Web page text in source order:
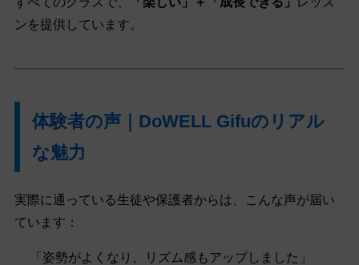
ンを提供しています。
体験者の声｜DoWELL Gifuのリアル
な魅力
実際に通っている生徒や保護者からは、こんな声が届い
ています：
「姿勢がよくなり、リズム感もアップしました」